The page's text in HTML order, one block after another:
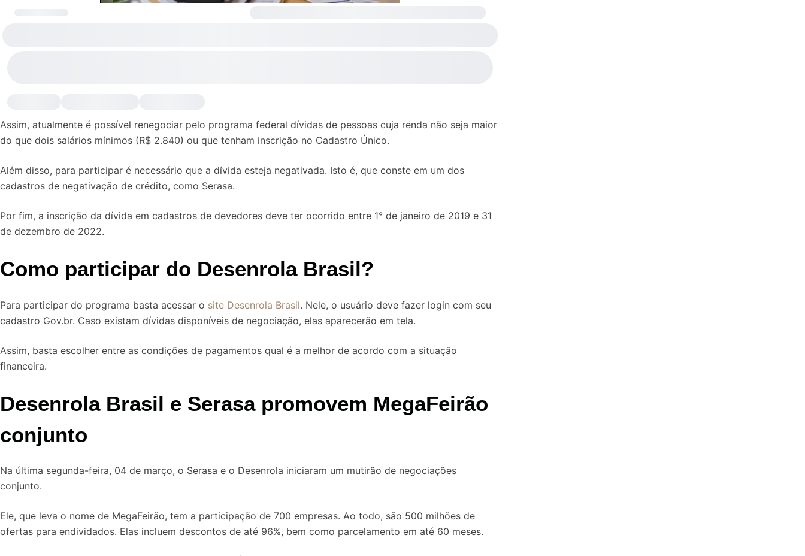
Assim, atualmente é possível renegociar pelo programa federal dívidas de pessoas cuja renda não seja maior
do que dois salários mínimos (R$ 2.840) ou que tenham inscrição no Cadastro Único.
Além disso, para participar é necessário que a dívida esteja negativada. Isto é, que conste em um dos
cadastros de negativação de crédito, como Serasa.
Por fim, a inscrição da dívida em cadastros de devedores deve ter ocorrido entre 1° de janeiro de 2019 e 31
de dezembro de 2022.
Como participar do Desenrola Brasil?
Para participar do programa basta acessar o site Desenrola Brasil. Nele, o usuário deve fazer login com seu
cadastro Gov.br. Caso existam dívidas disponíveis de negociação, elas aparecerão em tela.
Assim, basta escolher entre as condições de pagamentos qual é a melhor de acordo com a situação
financeira.
Desenrola Brasil e Serasa promovem MegaFeirão
conjunto
Na última segunda-feira, 04 de março, o Serasa e o Desenrola iniciaram um mutirão de negociações
conjunto.
Ele, que leva o nome de MegaFeirão, tem a participação de 700 empresas. Ao todo, são 500 milhões de
ofertas para endividados. Elas incluem descontos de até 96%, bem como parcelamento em até 60 meses.